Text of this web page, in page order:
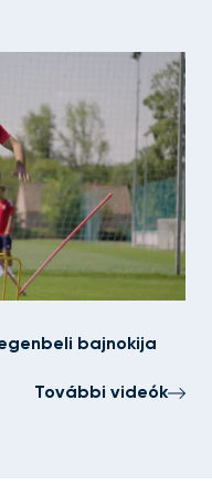
bajnokija
További videók